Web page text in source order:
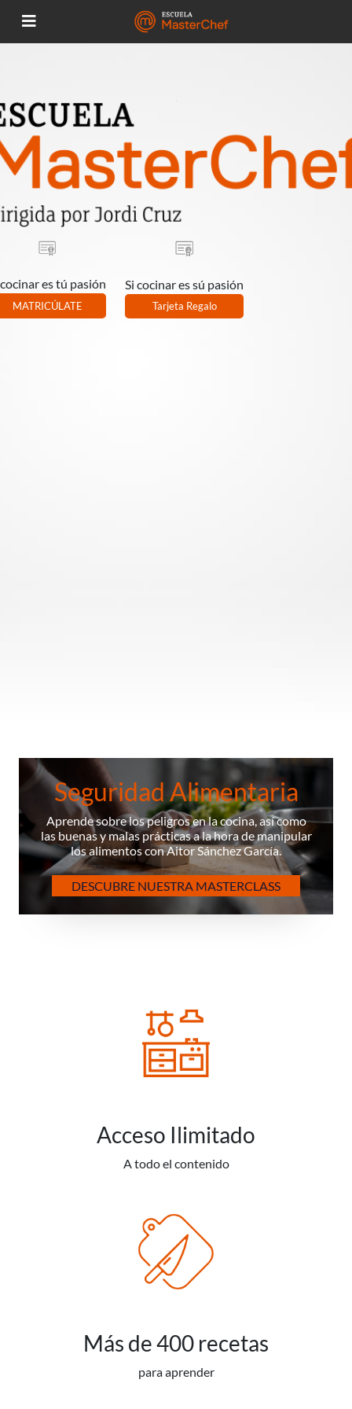
es tú pasión
MATRICÚLATE
Si cocinar es sú pasión
Tarjeta Regalo
Seguridad Alimentaria
Aprende sobre los peligros en la cocina, así como
las buenas y malas prácticas a la hora de manipular
los alimentos con Aitor Sánchez García.
DESCUBRE NUESTRA MASTERCLASS
Acceso Ilimitado
A todo el contenido
Más de 400 recetas
para aprender